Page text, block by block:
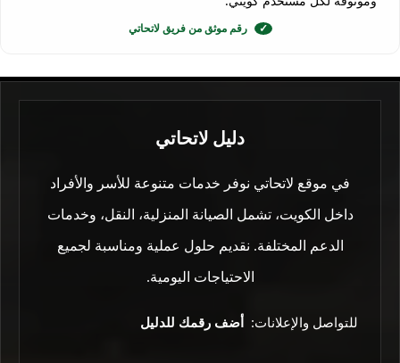
✓ رقم موثق من فريق لاتحاتي
دليل لاتحاتي
في موقع لاتحاتي نوفر خدمات متنوعة للأسر والأفراد
داخل الكويت، تشمل الصيانة المنزلية، النقل، وخدمات
الدعم المختلفة. نقديم حلول عملية ومناسبة لجميع
الاحتياجات اليومية.
للتواصل والإعلانات: أضف رقمك للدليل